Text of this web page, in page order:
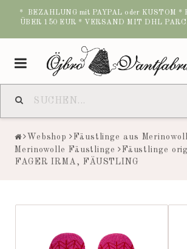
* BEZAHLUNG mit PAYPAL oder KUSTOM *
ÜBER 150 EUR * VERSAND MIT DHL
Toggle
navigation
Webshop Fäustlinge aus
Merinowolle Fäustlinge
Fäustlinge
FAGER IRMA, FÄUSTLING